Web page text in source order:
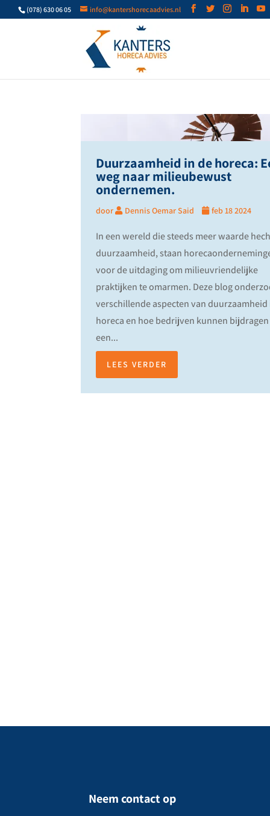
(078) 630 06 05 info@kantershorecaadvies.nl
Duurzaamheid in de horeca:
weg naar milieubewust
ondernemen.
door Dennis Oemar Said feb 18 2024
In een wereld die steeds meer waarde
duurzaamheid, staan
voor de uitdaging om milieuvriendelijke
praktijken te omarmen. Deze blog
verschillende aspecten van duurzaamheid
horeca en hoe bedrijven kunnen bijdragen
een...
LEES VERDER
Neem contact op